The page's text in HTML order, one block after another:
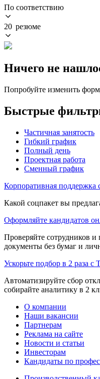
По соответствию
20 резюме
Ничего не
Попробуйте изменить
Быстрые
Частичная занятость
Гибкий график
Полный день
Проектная работа
Сменный график
Корпоративная поддержка
Какой соцпакет вы
Оформляйте кандидатов
Проверяйте сотрудников
документы без бумаг и
Ускорьте подбор в 2 раза с
Автоматизируйте сбор
собирайте аналитику в 2
О компании
Наши вакансии
Партнерам
Реклама на сайте
Новости и статьи
Инвесторам
Кандидаты по